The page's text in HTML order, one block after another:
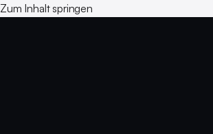
Zum Inhalt springen